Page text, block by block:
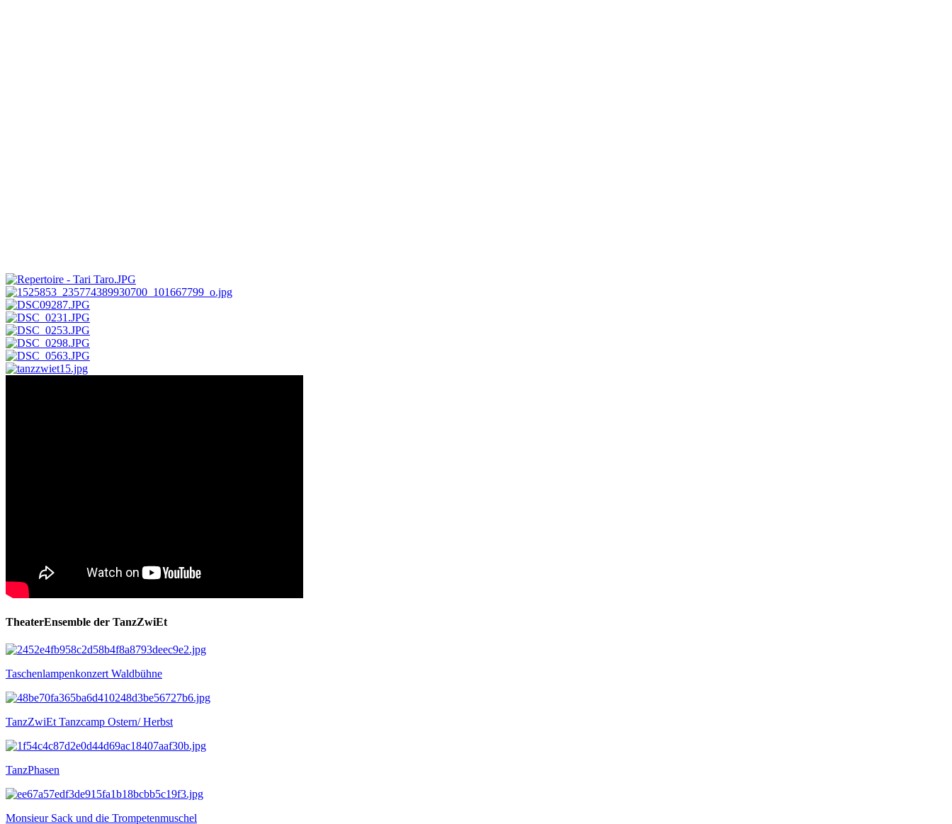
TheaterEnsemble der TanzZwiEt
Taschenlampenkonzert Waldbühne
TanzZwiEt Tanzcamp Ostern/ Herbst
TanzPhasen
Monsieur Sack und die Trompetenmuschel